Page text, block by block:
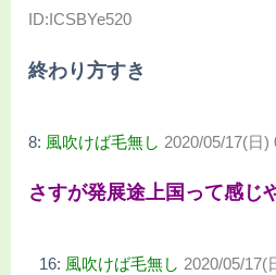
ID:ICSBYe520
終わり方すき
8: 風吹けば毛無し 2020/05/17(日)
さすが発展途上国って感じ
16: 風吹けば毛無し 2020/05/17(